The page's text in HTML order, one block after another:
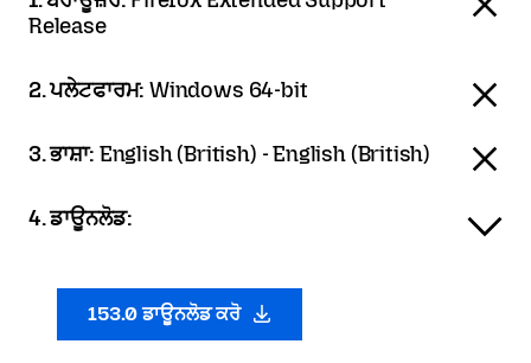
Release
2. ਪਲੇਟਫਾਰਮ:Windows 64-bit
3. ਭਾਸ਼ਾ: English (British) - English (British)
4. ਡਾਊਨਲੋਡ:
153.0 ਡਾਊਨਲੋਡ ਕਰੋ